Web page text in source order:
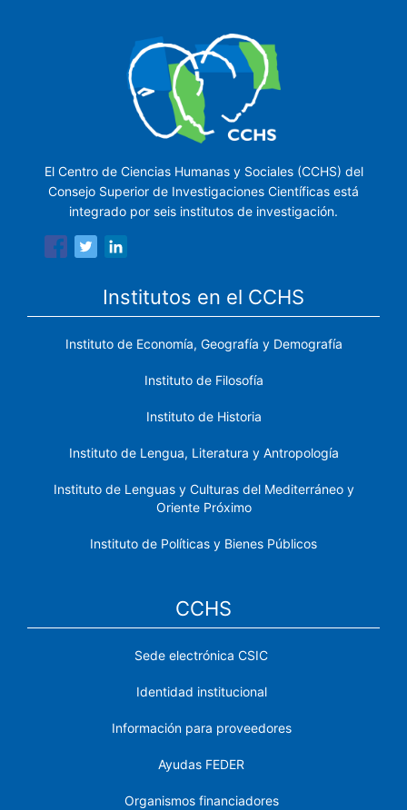
El Centro de Ciencias Humanas y Sociales (CCHS) del
Consejo Superior de Investigaciones Científicas está
integrado por seis institutos de investigación.
Institutos en el CCHS
Instituto de Economía, Geografía y Demografía
Instituto de Filosofía
Instituto de Historia
Instituto de Lengua, Literatura y Antropología
Instituto de Lenguas y Culturas del Mediterráneo y
Oriente Próximo
Instituto de Políticas y Bienes Públicos
CCHS
Sede electrónica CSIC
Identidad institucional
Información para proveedores
Ayudas FEDER
Organismos financiadores